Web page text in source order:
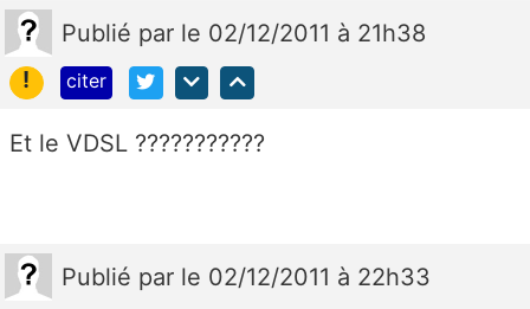
Publié par le 02/12/2011 à 21h38
!
citer
Et le VDSL ???????????
Publié par le 02/12/2011 à 22h33